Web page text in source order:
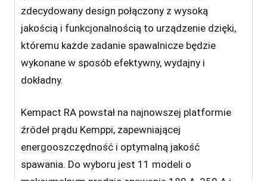
zdecydowany design połączony z wysoką
jakością i funkcjonalnością to urządzenie dzięki,
któremu każde zadanie spawalnicze będzie
wykonane w sposób efektywny, wydajny i
dokładny.
Kempact RA powstał na najnowszej platformie
źródeł prądu Kemppi, zapewniającej
energooszczędność i optymalną jakość
spawania. Do wyboru jest 11 modeli o